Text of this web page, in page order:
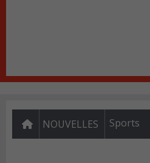
NOUVELLES Sports